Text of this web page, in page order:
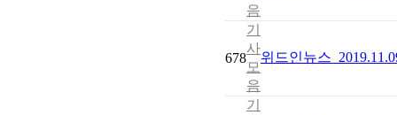
음
678
기
사
모
음
위드인뉴스
기